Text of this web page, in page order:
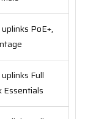
PoE+,
Full
Essentials